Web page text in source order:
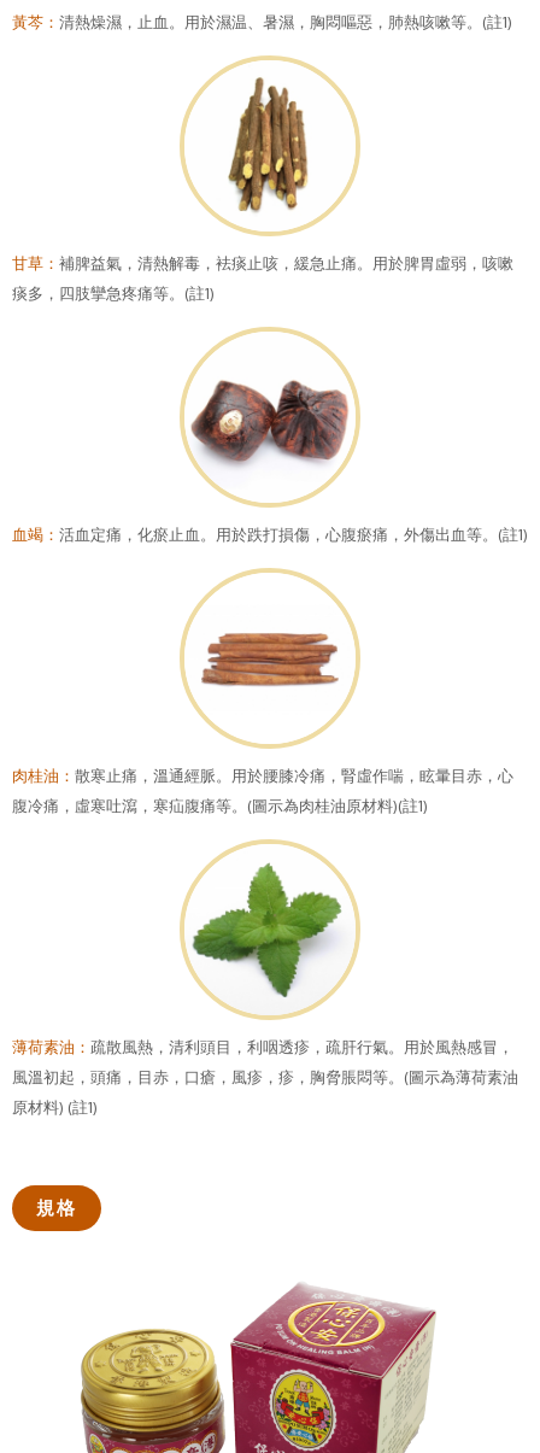
黃芩： 清熱燥濕，止血。用於濕温、暑濕，胸悶嘔惡，肺熱咳嗽等。(註1)
甘草： 補脾益氣，清熱解毒，袪痰止咳，緩急止痛。用於脾胃虛弱，咳嗽
痰多，四肢攣急疼痛等。(註1)
血竭： 活血定痛，化瘀止血。用於跌打損傷，心腹瘀痛，外傷出血等。(註1)
肉桂油： 散寒止痛，溫通經脈。用於腰膝冷痛，腎虛作喘，眩暈目赤，心
腹冷痛，虛寒吐瀉，寒疝腹痛等。(圖示為肉桂油原材料)(註1)
薄荷素油： 疏散風熱，清利頭目，利咽透疹，疏肝行氣。用於風熱感冒，
風溫初起，頭痛，目赤，口瘡，風疹，疹，胸脅脹悶等。(圖示為薄荷素油
原材料) (註1)
規格